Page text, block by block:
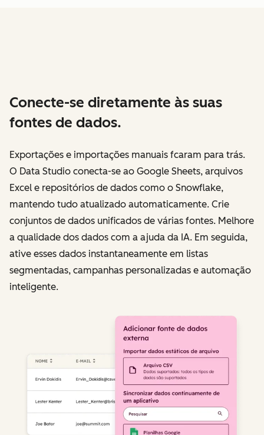
Conecte-se diretamente às suas
fontes de dados.
Exportações e importações manuais fcaram para trás.
O Data Studio conecta-se ao Google Sheets, arquivos
Excel e repositórios de dados como o Snowflake,
mantendo tudo atualizado automaticamente. Crie
conjuntos de dados unificados de várias fontes. Melhore
a qualidade dos dados com a ajuda da IA. Em seguida,
ative esses dados instantaneamente em listas
segmentadas, campanhas personalizadas e automação
inteligente.